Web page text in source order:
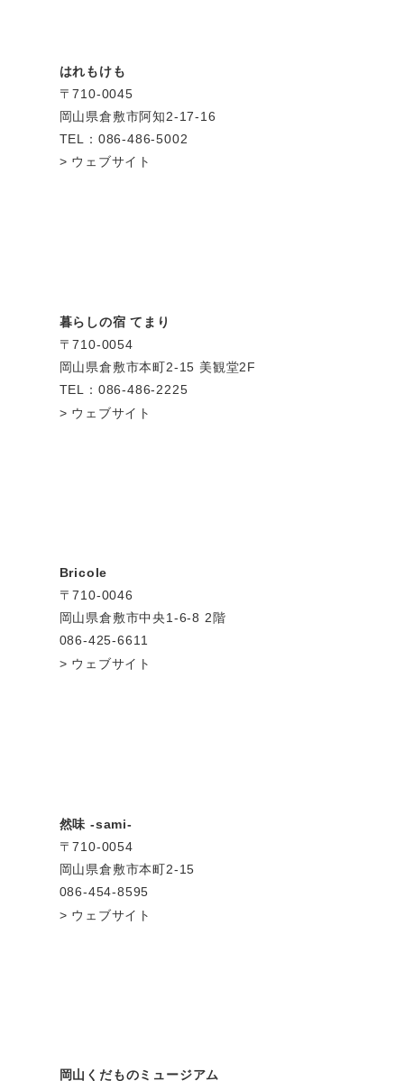
はれもけも
〒710-0045
岡山県倉敷市阿知2-17-16
TEL：086-486-5002
ウェブサイト
暮らしの宿 てまり
〒710-0054
岡山県倉敷市本町2-15 美観堂2F
TEL：086-486-2225
ウェブサイト
Bricole
〒710-0046
岡山県倉敷市中央1-6-8 2階
086-425-6611
ウェブサイト
然味 -sami-
〒710-0054
岡山県倉敷市本町2-15
086-454-8595
ウェブサイト
岡山くだものミュージアム